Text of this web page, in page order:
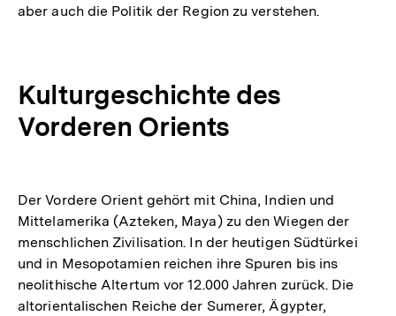
aber auch die Politik der Region zu verstehen.
Kulturgeschichte des
Vorderen Orients
Der Vordere Orient gehört mit China, Indien und
Mittelamerika (Azteken, Maya) zu den Wiegen der
menschlichen Zivilisation. In der heutigen Südtürkei
und in Mesopotamien reichen ihre Spuren bis ins
neolithische Altertum vor 12.000 Jahren zurück. Die
altorientalischen Reiche der Sumerer, Ägypter,